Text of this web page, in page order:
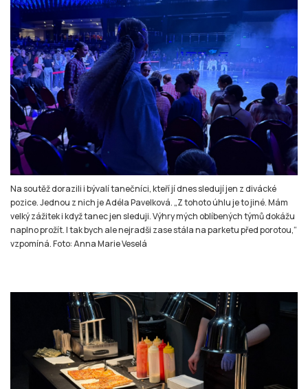
Na soutěž dorazili i bývalí tanečníci, kteří jí dnes sledují jen z divácké
pozice. Jednou z nich je Adéla Pavelková. „Z tohoto úhlu je to jiné. Mám
velký zážitek i když tanec jen sleduji. Výhry mých oblíbených týmů dokážu
naplno prožít. I tak bych ale nejradši zase stála na parketu před porotou,“
vzpomíná. Foto: Anna Marie Veselá